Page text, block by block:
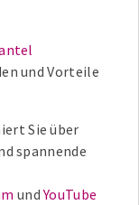
und Vorteile
Sie über
spannende
undYouTube